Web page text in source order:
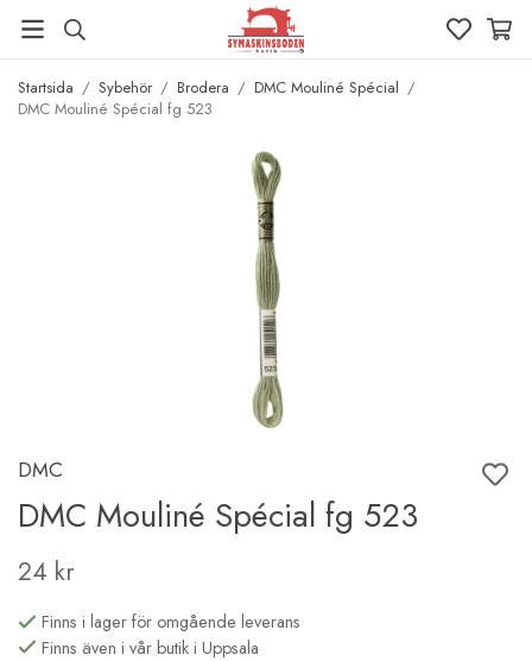
Startsida / Sybehör / Brodera / DMC Mouliné Spécial /
DMC Mouliné Spécial fg 523
DMC
DMC Mouliné Spécial fg 523
24 kr
Finns i lager för omgående leverans
Finns även i vår butik i Uppsala